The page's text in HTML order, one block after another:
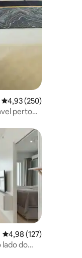
4,93 de uma avaliação
4,93 (250)
perto
hóspedes
4,98 de uma avaliação
4,98 (127)
lado do